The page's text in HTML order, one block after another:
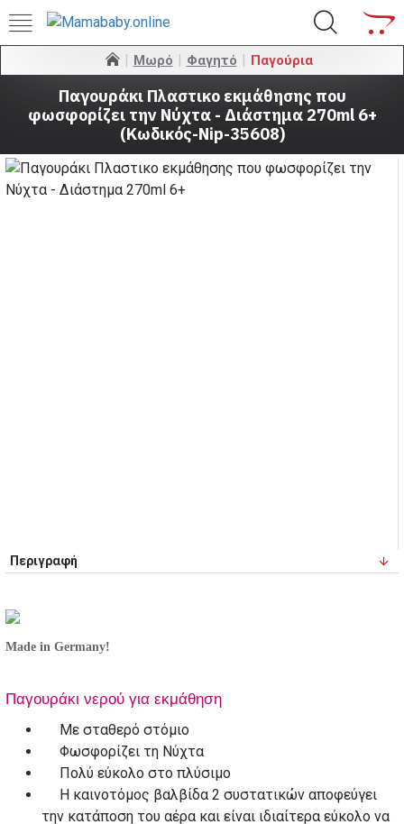
Μωρό Φαγητό Παγούρια
Παγουράκι Πλαστικο εκμάθησης που
φωσφορίζει την Νύχτα - Διάστημα 270ml 6+
(Κωδικός-Nip-35608)
Περιγραφή
Made in Germany!
Παγουράκι νερού για εκμάθηση
Mε σταθερό στόμιο
Φωσφορίζει τη Νύχτα
Πολύ εύκολο στο πλύσιμο
Η καινοτόμος βαλβίδα 2 συστατικών αποφεύγει
την κατάποση του αέρα και είναι ιδιαίτερα εύκολο να